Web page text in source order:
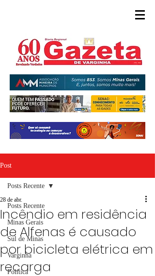
Post
Posts Recente
Minas Gerais
Sul de Minas
Varginha
Política
Posts Recente
Incêndio em residência
de Alfenas é causado
por bicicleta elétrica em
recarga
28 de abr.